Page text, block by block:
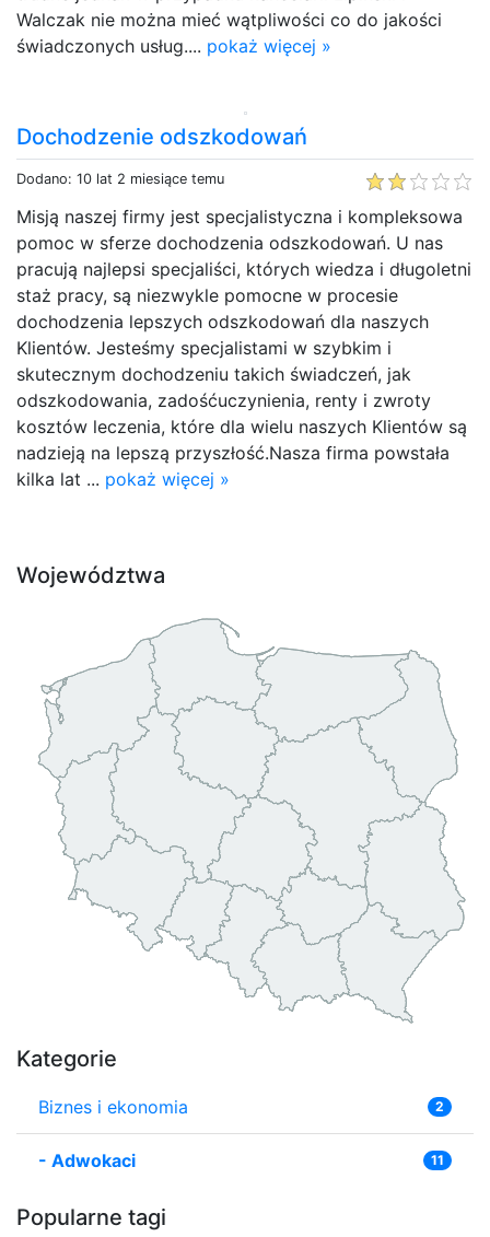
Walczak nie można mieć wątpliwości co do jakości
świadczonych usług.... pokaż więcej »
Dochodzenie odszkodowań
Dodano: 10 lat 2 miesiące temu
Misją naszej firmy jest specjalistyczna i kompleksowa
pomoc w sferze dochodzenia odszkodowań. U nas
pracują najlepsi specjaliści, których wiedza i długoletni
staż pracy, są niezwykle pomocne w procesie
dochodzenia lepszych odszkodowań dla naszych
Klientów. Jesteśmy specjalistami w szybkim i
skutecznym dochodzeniu takich świadczeń, jak
odszkodowania, zadośćuczynienia, renty i zwroty
kosztów leczenia, które dla wielu naszych Klientów są
nadzieją na lepszą przyszłość.Nasza firma powstała
kilka lat ... pokaż więcej »
Województwa
Kategorie
Biznes i ekonomia 2
- Adwokaci 11
Popularne tagi